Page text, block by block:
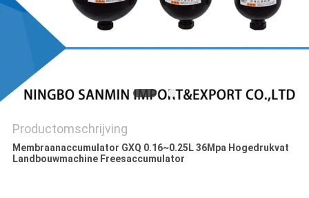
Productomschrijving
Membraanaccumulator GXQ 0.16~0.25L 36Mpa Hogedrukvat
Landbouwmachine Freesaccumulator